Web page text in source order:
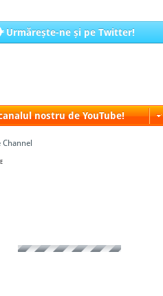
Urmărește-ne și pe Twitter!
nostru de YouTube!
Channel